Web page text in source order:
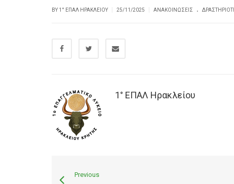
BY1° ΕΠΑΛ ΗΡΑΚΛΕΊΟΥ 25/11/2025 ΑΝΑΚΟΙΝΏΣΕΙΣ .
1° ΕΠΑΛ Ηρακλείου
Previous